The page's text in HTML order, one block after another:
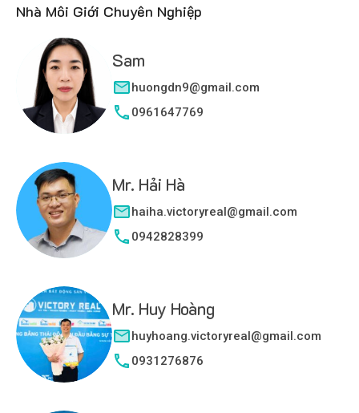
Nhà Môi Giới Chuyên Nghiệp
Sam
huongdn9@gmail.com
0961647769
Mr. Hải Hà
haiha.victoryreal@gmail.com
0942828399
Mr. Huy Hoàng
huyhoang.victoryreal@gmail.com
0931276876